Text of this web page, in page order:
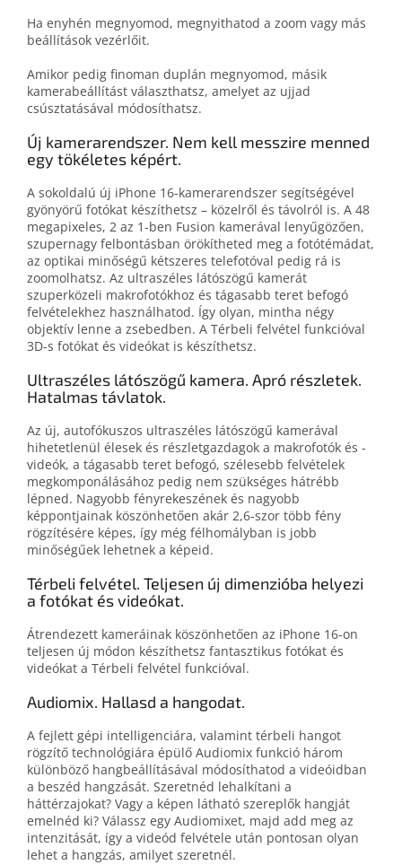
Ha enyhén megnyomod, megnyithatod a zoom vagy más
beállítások vezérlőit.
Amikor pedig finoman duplán megnyomod, másik
kamerabeállítást választhatsz, amelyet az ujjad
csúsztatásával módosíthatsz.
Új kamera­rendszer. Nem kell messzire menned
egy tökéletes képért.
A sokoldalú új iPhone 16-kamerarendszer segítségével
gyönyörű fotókat készíthetsz – közelről és távolról is. A 48
megapixeles, 2 az 1-ben Fusion kamerával lenyűgözően,
szupernagy felbontásban örökítheted meg a fotótémádat,
az optikai minőségű kétszeres telefotóval pedig rá is
zoomolhatsz. Az ultraszéles látószögű kamerát
szuperközeli makrofotókhoz és tágasabb teret befogó
felvételekhez használhatod. Így olyan, mintha négy
objektív lenne a zsebedben. A Térbeli felvétel funkcióval
3D-s fotókat és videókat is készíthetsz.
Ultraszéles látószögű kamera. Apró részletek.
Hatalmas távlatok.
Az új, autofókuszos ultraszéles látószögű kamerával
hihetetlenül élesek és részletgazdagok a makrofotók és -
videók, a tágasabb teret befogó, szélesebb felvételek
megkomponálásához pedig nem szükséges hátrébb
lépned. Nagyobb fényrekeszének és nagyobb
képpontjainak köszönhetően akár 2,6‑szor több fény
rögzítésére képes, így még félhomályban is jobb
minőségűek lehetnek a képeid.
Térbeli felvétel. Teljesen új dimenzióba helyezi
a fotókat és videókat.
Átrendezett kameráinak köszönhetően az iPhone 16-on
teljesen új módon készíthetsz fantasztikus fotókat és
videókat a Térbeli felvétel funkcióval.
Audiomix. Hallasd a hangodat.
A fejlett gépi intelligenciára, valamint térbeli hangot
rögzítő technológiára épülő Audiomix funkció három
különböző hangbeállításával módosíthatod a videóidban
a beszéd hangzását. Szeretnéd lehalkítani a
háttérzajokat? Vagy a képen látható szereplők hangját
emelnéd ki? Válassz egy Audiomixet, majd add meg az
intenzitását, így a videód felvétele után pontosan olyan
lehet a hangzás, amilyet szeretnél.